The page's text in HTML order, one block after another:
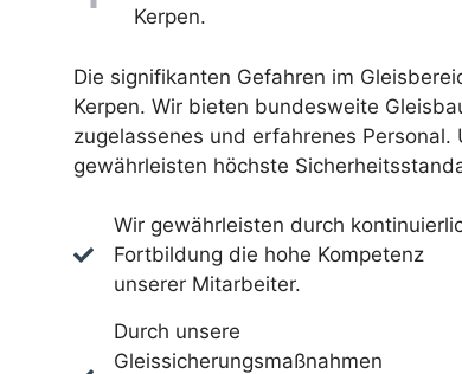
Kerpen.
Die signifikanten Gefahren im
Kerpen. Wir bieten bundesweite
zugelassenes und erfahrenes Personal.
gewährleisten höchste
Wir gewährleisten durch
Fortbildung die hohe Kompetenz
unserer Mitarbeiter.
Durch unsere
Gleissicherungsmaßnahmen